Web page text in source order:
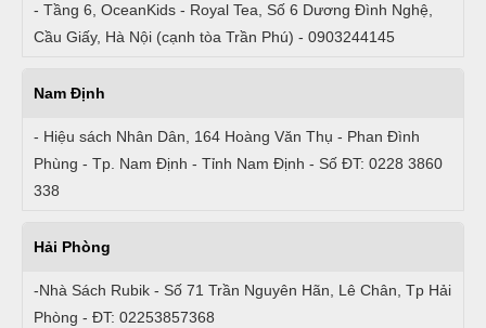
- Tầng 6, OceanKids - Royal Tea, Số 6 Dương Đình Nghệ,
Cầu Giấy, Hà Nội (cạnh tòa Trần Phú) - 0903244145
Nam Định
- Hiệu sách Nhân Dân, 164 Hoàng Văn Thụ - Phan Đình
Phùng - Tp. Nam Định - Tỉnh Nam Định - Số ĐT: 0228 3860
338
Hải Phòng
-Nhà Sách Rubik - Số 71 Trần Nguyên Hãn, Lê Chân, Tp Hải
Phòng - ĐT: 02253857368